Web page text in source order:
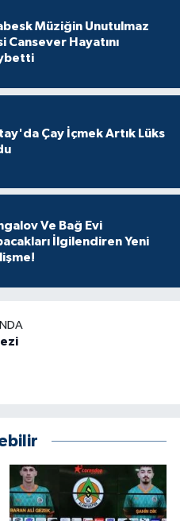
Müziğin Unutulmaz
Cansever Hayatını
Çay İçmek Artık Lüks
Ve Bağ Evi
İlgilendiren Yeni